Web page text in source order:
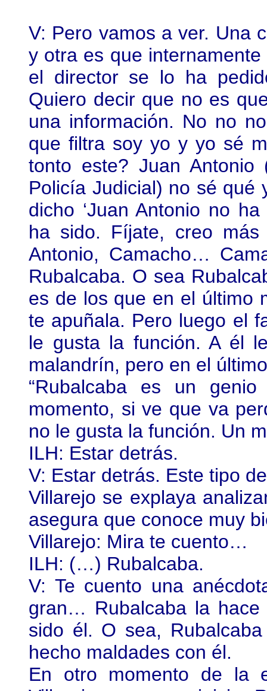
V: Pero vamos a ver. Una
y otra es que
el director se lo ha
Quiero decir que no es
una información. No no
que filtra soy yo y yo sé
tonto este? Juan Antonio
Policía Judicial) no sé qué
dicho ‘Juan Antonio no
ha sido. Fíjate, creo
Antonio, Camacho…
Rubalcaba. O sea
es de los que en el último
te apuñala. Pero luego el
le gusta la función. A él
malandrín, pero en el
“Rubalcaba es un
momento, si ve que va
no le gusta la función. Un
ILH: Estar detrás.
V: Estar detrás. Este tipo
Villarejo se explaya
asegura que conoce muy
Villarejo: Mira te cuento…
ILH: (…) Rubalcaba.
V: Te cuento una
gran… Rubalcaba la
sido él. O sea,
hecho maldades con él.
En otro momento de la